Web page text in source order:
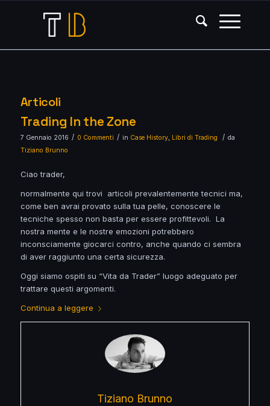
Articoli
Trading In the Zone
7 Gennaio 2016 / 0 Commenti / in Case History, Libri di Trading / da
Tiziano Brunno
Ciao trader,
normalmente qui trovi articoli prevalentemente tecnici ma,
come ben avrai provato sulla tua pelle, conoscere le
tecniche spesso non basta per essere profittevoli. La
nostra mente e le nostre emozioni potrebbero
inconsciamente giocarci contro, anche quando ci sembra
di aver raggiunto una certa sicurezza.
Oggi siamo ospiti su “Vita da Trader” luogo adeguato per
trattare questi argomenti.
Continua a leggere
Tiziano Brunno